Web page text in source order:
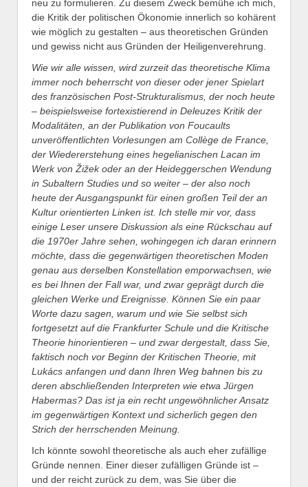
neu zu formulieren. Zu diesem Zweck bemühe ich mich,
die Kritik der politischen Ökonomie innerlich so kohärent
wie möglich zu gestalten – aus theoretischen Gründen
und gewiss nicht aus Gründen der Heiligenverehrung.
Wie wir alle wissen, wird zurzeit das theoretische Klima
immer noch beherrscht von dieser oder jener Spielart
des französischen Post-Strukturalismus, der noch heute
– beispielsweise fortexistierend in Deleuzes Kritik der
Modalitäten, an der Publikation von Foucaults
unveröffentlichten Vorlesungen am Collège de France,
der Wiedererstehung eines hegelianischen Lacan im
Werk von Žižek oder an der Heideggerschen Wendung
in Subaltern Studies und so weiter – der also noch
heute der Ausgangspunkt für einen großen Teil der an
Kultur orientierten Linken ist. Ich stelle mir vor, dass
einige Leser unsere Diskussion als eine Rückschau auf
die 1970er Jahre sehen, wohingegen ich daran erinnern
möchte, dass die gegenwärtigen theoretischen Moden
genau aus derselben Konstellation emporwachsen, wie
es bei Ihnen der Fall war, und zwar geprägt durch die
gleichen Werke und Ereignisse. Können Sie ein paar
Worte dazu sagen, warum und wie Sie selbst sich
fortgesetzt auf die Frankfurter Schule und die Kritische
Theorie hinorientieren – und zwar dergestalt, dass Sie,
faktisch noch vor Beginn der Kritischen Theorie, mit
Lukács anfangen und dann Ihren Weg bahnen bis zu
deren abschließenden Interpreten wie etwa Jürgen
Habermas? Das ist ja ein recht ungewöhnlicher Ansatz
im gegenwärtigen Kontext und sicherlich gegen den
Strich der herrschenden Meinung.
Ich könnte sowohl theoretische als auch eher zufällige
Gründe nennen. Einer dieser zufälligen Gründe ist –
und der reicht zurück zu dem, was Sie über die